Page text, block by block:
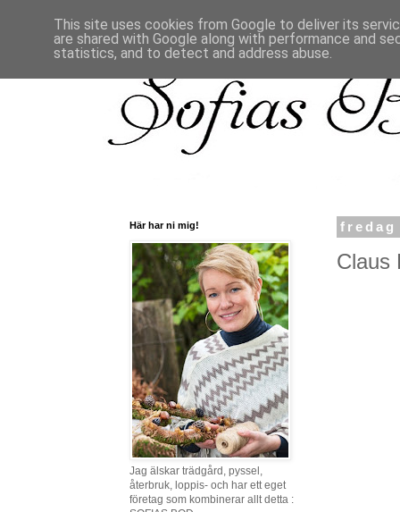
fredag
Claus
Här har ni mig!
Jag älskar trädgård, pyssel,
återbruk, loppis- och har ett eget
företag som kombinerar allt detta :
This site uses cookies from Google to deliver its
are shared with Google along with performance and
statistics, and to detect and address abuse.